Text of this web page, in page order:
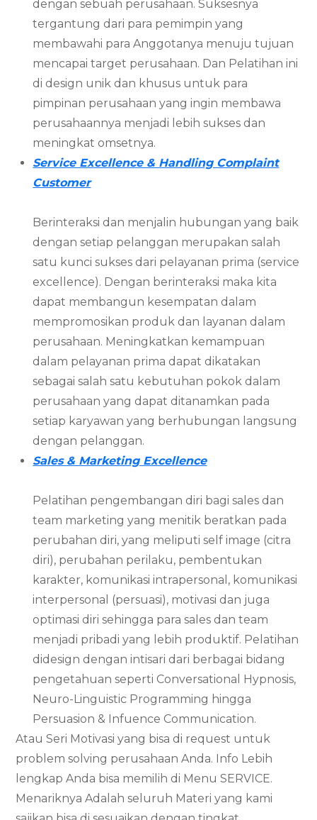
dengan sebuah perusahaan. Suksesnya
tergantung dari para pemimpin yang
membawahi para Anggotanya menuju tujuan
mencapai target perusahaan. Dan Pelatihan ini
di design unik dan khusus untuk para
pimpinan perusahaan yang ingin membawa
perusahaannya menjadi lebih sukses dan
meningkat omsetnya.
Service Excellence & Handling Complaint
Customer
Berinteraksi dan menjalin hubungan yang baik
dengan setiap pelanggan merupakan salah
satu kunci sukses dari pelayanan prima (service
excellence). Dengan berinteraksi maka kita
dapat membangun kesempatan dalam
mempromosikan produk dan layanan dalam
perusahaan. Meningkatkan kemampuan
dalam pelayanan prima dapat dikatakan
sebagai salah satu kebutuhan pokok dalam
perusahaan yang dapat ditanamkan pada
setiap karyawan yang berhubungan langsung
dengan pelanggan.
Sales & Marketing Excellence
Pelatihan pengembangan diri bagi sales dan
team marketing yang menitik beratkan pada
perubahan diri, yang meliputi self image (citra
diri), perubahan perilaku, pembentukan
karakter, komunikasi intrapersonal, komunikasi
interpersonal (persuasi), motivasi dan juga
optimasi diri sehingga para sales dan team
menjadi pribadi yang lebih produktif. Pelatihan
didesign dengan intisari dari berbagai bidang
pengetahuan seperti Conversational Hypnosis,
Neuro-Linguistic Programming hingga
Persuasion & Infuence Communication.
Atau Seri Motivasi yang bisa di request untuk
problem solving perusahaan Anda. Info Lebih
lengkap Anda bisa memilih di Menu SERVICE.
Menariknya Adalah seluruh Materi yang kami